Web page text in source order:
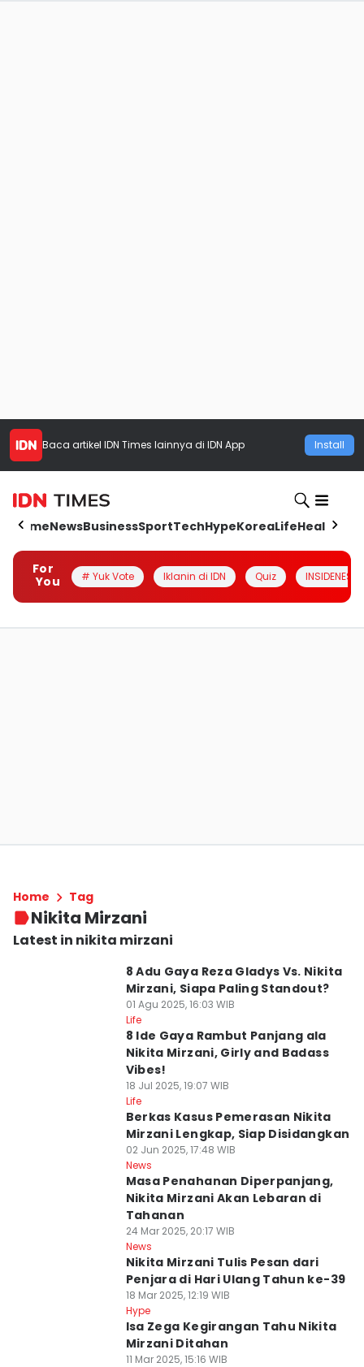
Baca artikel IDN Times lainnya di IDN App Install
HomeNewsBusinessSportTechHypeKoreaLifeHealth
For
You
# Yuk Vote Iklanin di IDN Quiz INSIDENESIA
Home Tag
Nikita Mirzani
Latest in nikita mirzani
8 Adu Gaya Reza Gladys Vs. Nikita
Mirzani, Siapa Paling Standout?
01 Agu 2025, 16:03 WIB
Life
8 Ide Gaya Rambut Panjang ala
Nikita Mirzani, Girly and Badass
Vibes!
18 Jul 2025, 19:07 WIB
Life
Berkas Kasus Pemerasan Nikita
Mirzani Lengkap, Siap Disidangkan
02 Jun 2025, 17:48 WIB
News
Masa Penahanan Diperpanjang,
Nikita Mirzani Akan Lebaran di
Tahanan
24 Mar 2025, 20:17 WIB
News
Nikita Mirzani Tulis Pesan dari
Penjara di Hari Ulang Tahun ke-39
18 Mar 2025, 12:19 WIB
Hype
Isa Zega Kegirangan Tahu Nikita
Mirzani Ditahan
11 Mar 2025, 15:16 WIB